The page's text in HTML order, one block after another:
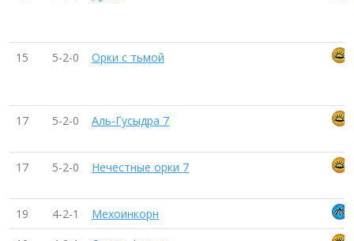
15 5-2-0 Орки с тьмой
17 5-2-0 Аль-Гусыдра 7
17 5-2-0 Нечестные орки 7
19 4-2-1
Мехоинкорн